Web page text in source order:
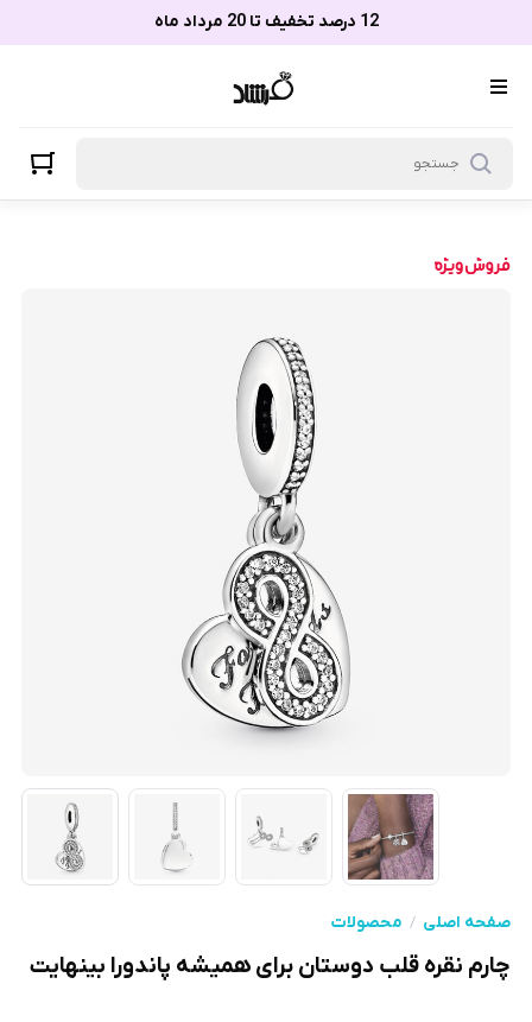
12 درصد تخفیف تا 20 مرداد ماه
صفحه اصلی محصولات
چارم نقره قلب دوستان برای همیشه پاندورا بینهایت